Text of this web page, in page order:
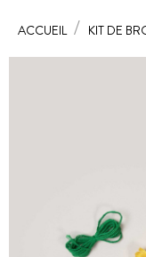
ACCUEIL KIT DE